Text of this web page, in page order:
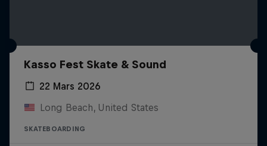
Kasso Fest Skate & Sound
22 Mars 2026
Long Beach, United States
SKATEBOARDING